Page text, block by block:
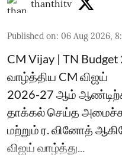
thanthitv
Published on: 06 Aug 2026,
CM Vijay | TN
வாழ்த்திய CM விஜய்
2026-27 ஆம்
தாக்கல் செய்த
மற்றும் ர. வினோத்
விஜய் வாழ்த்து...